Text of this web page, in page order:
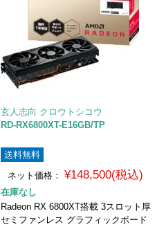
玄人志向 クロウトシコウ
RD-RX6800XT-E16GB/TP
送料無料
ネット価格：
¥148,500(税込)
在庫なし
Radeon RX 6800XT搭載 3スロット厚
セミファンレス グラフィックボード